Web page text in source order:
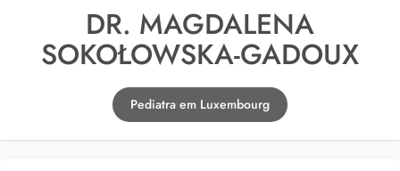
DR. MAGDALENA
SOKOŁOWSKA-GADOUX
Pediatra em Luxembourg